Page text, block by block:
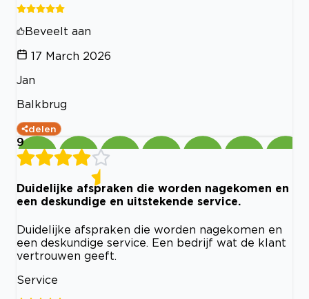
Beveelt aan
17 March 2026
Jan
Balkbrug
delen
9
Duidelijke afspraken die worden nagekomen en
een deskundige en uitstekende service.
Duidelijke afspraken die worden nagekomen en
een deskundige service. Een bedrijf wat de klant
vertrouwen geeft.
Service